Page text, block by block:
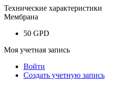
Технические характеристики
Мембрана
50 GPD
Моя учетная запись
Войти
Создать учетную запись